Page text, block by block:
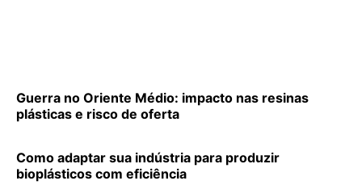
Guerra no Oriente Médio: impacto nas resinas
plásticas e risco de oferta
Como adaptar sua indústria para produzir
bioplásticos com eficiência